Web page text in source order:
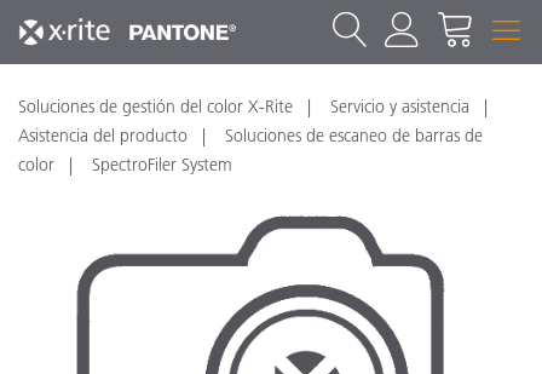
Soluciones de gestión del color X-Rite
Servicio y asistencia
Asistencia del producto
Soluciones de escaneo de barras de
color
SpectroFiler System